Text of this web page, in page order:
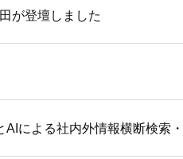
が登壇しました